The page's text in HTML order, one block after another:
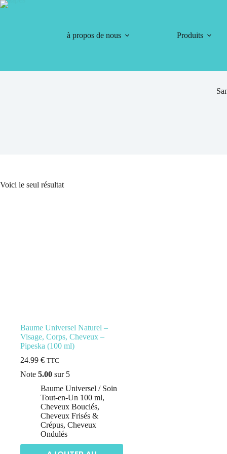
à propos de nous Produits
Voici le seul résultat
Baume Universel Naturel –
Visage, Corps, Cheveux –
Pipeska (100 ml)
24.99 € TTC
Note 5.00 sur 5
Baume Universel / Soin
Tout-en-Un 100 ml,
Cheveux Bouclés,
Cheveux Frisés &
Crépus, Cheveux
Ondulés